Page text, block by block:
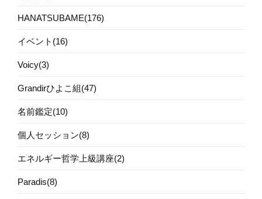
HANATSUBAME(176)
イベント(16)
Voicy(3)
Grandirひよこ組(47)
名前鑑定(10)
個人セッション(8)
エネルギー哲学上級講座(2)
Paradis(8)